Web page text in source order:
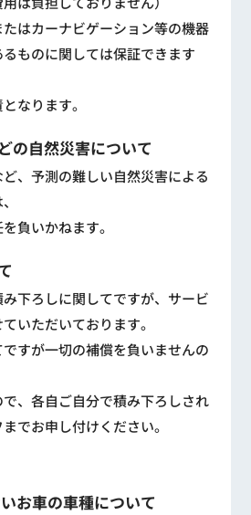
はカーナビゲーション等の機器
ものに関しては保証できます
なります。
の自然災害について
、予測の難しい自然災害による
負いかねます。
下ろしに関してですが、サービ
いただいております。
すが一切の補償を負いませんの
、各自ご自分で積み下ろしされ
でお申し付けください。
お車の車種について